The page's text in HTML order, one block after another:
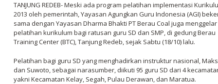
TANJUNG REDEB- Meski ada program pelatihan implementasi
2013 oleh pemerintah, Yayasan Agungkan Guru Indonesia (AGI)
sama dengan Yayasan Dharma Bhakti PT Berau Coal juga menggelar
pelatihan kurikulum bagi ratusan guru SD dan SMP, di gedung Berau
Training Center (BTC), Tanjung Redeb, sejak Sabtu (18/10) lalu.
Pelatihan bagi guru SD yang menghadirkan instruktur nasional,
dan Suwoto, sebagai narasumber, diikuti 95 guru SD dari 4
yakni Kecamatan Kelay, Segah, Pulau Derawan, dan Maratua.